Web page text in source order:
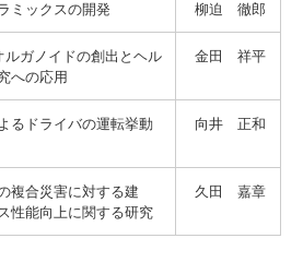
ミックスの開発 柳迫 徹郎
ガノイドの創出とヘル
への応用
金田 祥平
るドライバの運転挙動
向井 正和
複合災害に対する建
性能向上に関する研究
久田 嘉章